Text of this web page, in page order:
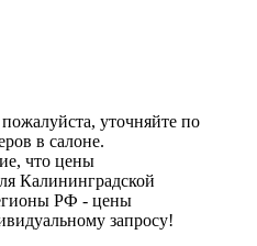
уточняйте по
в салоне.
что цены
Калининградской
РФ - цены
запросу!